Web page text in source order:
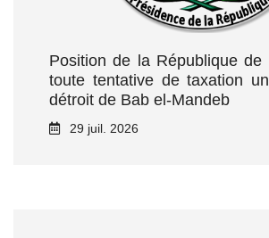
Position de la République de
toute tentative de taxation
détroit de Bab el‑Mandeb
29 juil. 2026